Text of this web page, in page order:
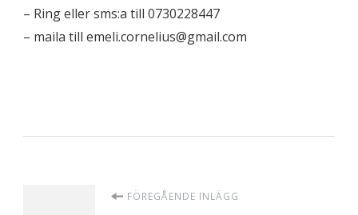
– Ring eller sms:a till 0730228447
– maila till emeli.cornelius@gmail.com
Inläggsnavigering
FÖREGÅENDE INLÄGG